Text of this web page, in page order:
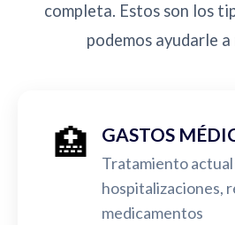
completa. Estos son los
podemos ayudarle
🏥 GASTOS
Tratamiento
hospitalizaciones,
medicamentos